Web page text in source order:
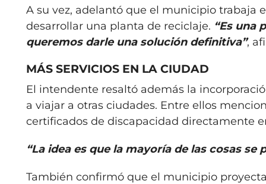
A su vez, adelantó que el municipio trabaja
desarrollar una planta de reciclaje. “Es una
queremos darle una solución definitiva”,
MÁS SERVICIOS EN LA CIUDAD
El intendente resaltó además la
a viajar a otras ciudades. Entre ellos
certificados de discapacidad directamente
“La idea es que la mayoría de las cosas se
También confirmó que el municipio